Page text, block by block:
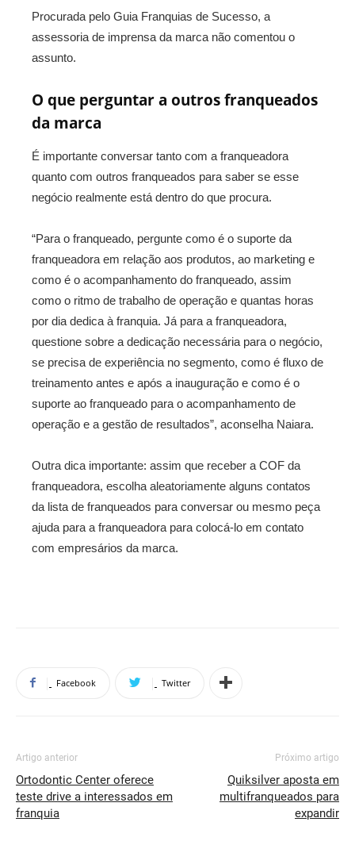
Procurada pelo Guia Franquias de Sucesso, a
assessoria de imprensa da marca não comentou o
assunto.
O que perguntar a outros franqueados
da marca
É importante conversar tanto com a franqueadora
quanto com outros franqueados para saber se esse
negócio realmente está dentro do que procura.
“Para o franqueado, pergunte como é o suporte da
franqueadora em relação aos produtos, ao marketing e
como é o acompanhamento do franqueado, assim
como o ritmo de trabalho de operação e quantas horas
por dia dedica à franquia. Já para a franqueadora,
questione sobre a dedicação necessária para o negócio,
se precisa de experiência no segmento, como é fluxo de
treinamento antes e após a inauguração e como é o
suporte ao franqueado para o acompanhamento de
operação e a gestão de resultados”, aconselha Naiara.
Outra dica importante: assim que receber a COF da
franqueadora, escolha aleatoriamente alguns contatos
da lista de franqueados para conversar ou mesmo peça
ajuda para a franqueadora para colocá-lo em contato
com empresários da marca.
Facebook Twitter
Artigo anterior
Ortodontic Center oferece
teste drive a interessados em
franquia
Próximo artigo
Quiksilver aposta em
multifranqueados para
expandir